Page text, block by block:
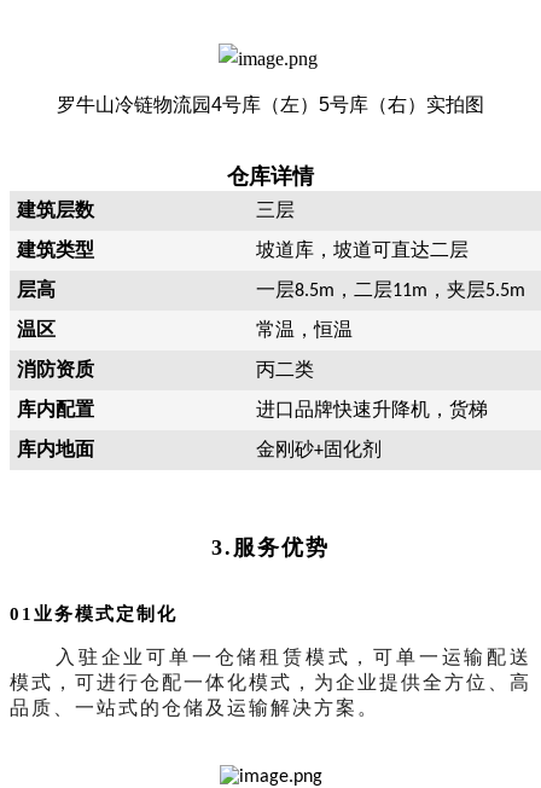
罗牛山冷链物流园4号库（左）5号库（右）实拍图
仓库详情
建筑层数
三层
建筑类型
坡道库，坡道可直达二层
层高
一层8.5m ，二层11m ，夹层5.5m
温区
常温，恒温
消防资质
丙二类
库内配置
进口品牌快速升降机，货梯
库内地面
金刚砂+固化剂
3.服务优势
01业务模式定制化
入驻企业可单一仓储租赁模式，可单一运输配送
模式，可进行仓配一体化模式，为企业提供全方位、高
品质、一站式的仓储及运输解决方案。